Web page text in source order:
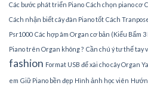
Các bước phát triển Piano Cách chọn piano cơ
Cách nhận biết cây đàn Piano tốt Cách
Psr1000 Các hợp âm Organ cơ bản (Kiểu Bấm 3
Piano trên Organ không ? Cần chú ý tư thế tay
fashion Format USB để xài cho cây Organ
em Giữ Piano bền đẹp Hình ảnh học viên